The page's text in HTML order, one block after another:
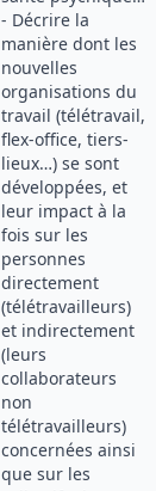
- Décrire la
manière dont les
nouvelles
organisations du
travail (télétravail,
flex-office, tiers-
lieux…) se sont
développées, et
leur impact à la
fois sur les
personnes
directement
(télétravailleurs)
et indirectement
(leurs
collaborateurs
non
télétravailleurs)
concernées ainsi
que sur les